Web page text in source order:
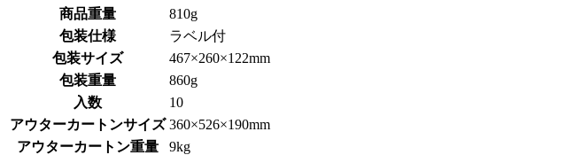
商品重量
810g
包装仕様
ラベル付
包装サイズ
467×260×122mm
包装重量
860g
入数
10
アウターカートンサイズ 360×526×190mm
アウターカートン重量
9kg